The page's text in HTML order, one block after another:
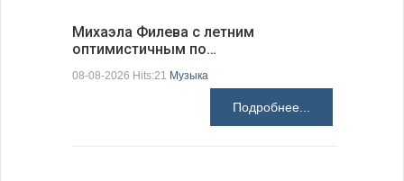
Михаэла Филева с летним
оптимистичным по…
08-08-2026 Hits:21 Музыка
Подробнее...